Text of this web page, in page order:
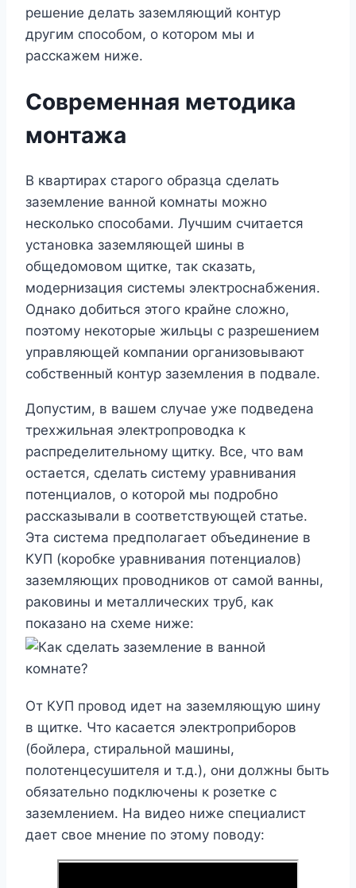
решение делать заземляющий контур
другим способом, о котором мы и
расскажем ниже.
Современная методика
монтажа
В квартирах старого образца сделать
заземление ванной комнаты можно
несколько способами. Лучшим считается
установка заземляющей шины в
общедомовом щитке, так сказать,
модернизация системы электроснабжения.
Однако добиться этого крайне сложно,
поэтому некоторые жильцы с разрешением
управляющей компании организовывают
собственный контур заземления в подвале.
Допустим, в вашем случае уже подведена
трехжильная электропроводка к
распределительному щитку. Все, что вам
остается, сделать систему уравнивания
потенциалов, о которой мы подробно
рассказывали в соответствующей статье.
Эта система предполагает объединение в
КУП (коробке уравнивания потенциалов)
заземляющих проводников от самой ванны,
раковины и металлических труб, как
показано на схеме ниже:
От КУП провод идет на заземляющую шину
в щитке. Что касается электроприборов
(бойлера, стиральной машины,
полотенцесушителя и т.д.), они должны быть
обязательно подключены к розетке с
заземлением. На видео ниже специалист
дает свое мнение по этому поводу: